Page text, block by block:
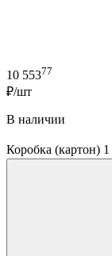
10 55377
₽/шт
В наличии
Коробка (картон)